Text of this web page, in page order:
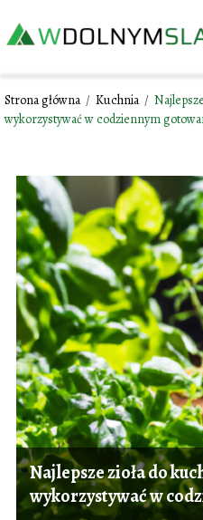
Strona główna / Kuchnia /
wykorzystywać w codziennym
Najlepsze zioła do
wykorzystywać w